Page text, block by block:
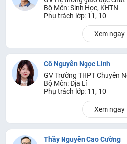
Bộ Môn: Sinh Học, KHTN
Phụ trách lớp: 11, 10
Xem ngay
Cô Nguyễn Ngọc Linh
GV Trường THPT Chuyên
Bộ Môn: Địa Lí
Phụ trách lớp: 11, 10
Xem ngay
Thầy Nguyễn Cao Cường